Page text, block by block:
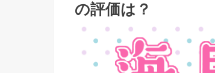
の評価は？